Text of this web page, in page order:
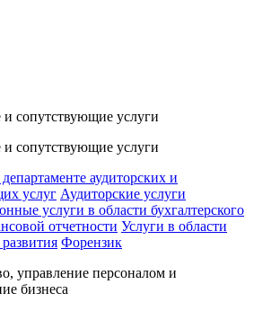
и сопутствующие услуги
и сопутствующие услуги
аудиторских и
услуг Аудиторские услуги
услуги в области бухгалтерского
отчетности Услуги в области
Форензик
управление персоналом и
бизнеса